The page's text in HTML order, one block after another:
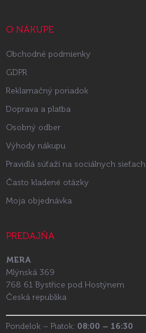
O NÁKUPE
Obchodné podmienky
GDPR
Reklamačný poriadok
Doprava a platba
Osobný odber
Výhody nákupu
Pravidlá súťaží na sociálnych sieťach
Často kladené otázky
Moja objednávka
PREDAJŇA
MERA
Mlýnská 369
768 61 Bystřice pod Hostýnem
Česká republika
Pondelok – Piatok: 08:00 – 16:30